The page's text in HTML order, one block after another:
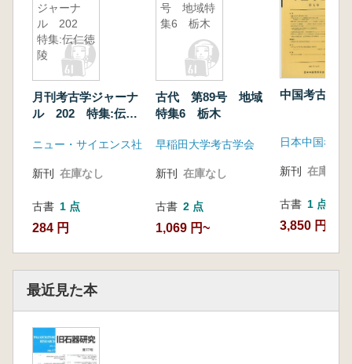
ジャーナ
ル 202
特集:伝仁徳
陵
月刊考古学ジャーナ
ル 202 特集:伝仁
ニュー・サイエンス社
新刊 在庫なし
古書 1 点
284 円
号 地域特
集6 栃木
古代 第89号 地域
特集6 栃木
早稲田大学考古学会
新刊 在庫なし
古書 2 点
1,069 円~
中国考古学
日本中国考古
新刊 在庫なし
古書 1 点
3,850 円
最近見た本